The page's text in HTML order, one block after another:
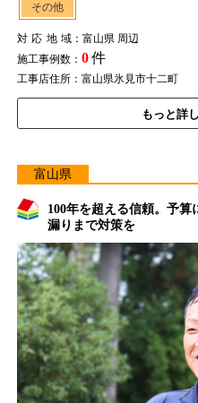
その他
対応地域：富山県 周辺
施工事例数： 0件
工事店住所：富山県氷見市十二町
もっと詳
富山県
100年を超える信頼。予
漏りまで対策を